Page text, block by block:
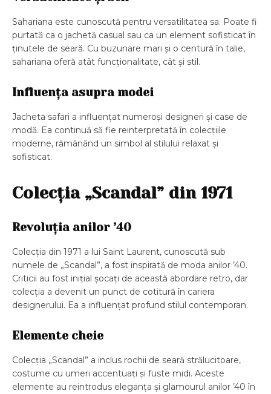
Sahariana este cunoscută pentru versatilitatea sa. Poate fi
purtată ca o jachetă casual sau ca un element sofisticat în
ținutele de seară. Cu buzunare mari și o centură în talie,
sahariana oferă atât funcționalitate, cât și stil.
Influența asupra modei
Jacheta safari a influențat numeroși designeri și case de
modă. Ea continuă să fie reinterpretată în colecțiile
moderne, rămânând un simbol al stilului relaxat și
sofisticat.
Colecția „Scandal” din 1971
Revoluția anilor ’40
Colecția din 1971 a lui Saint Laurent, cunoscută sub
numele de „Scandal”, a fost inspirată de moda anilor ’40.
Criticii au fost inițial șocați de această abordare retro, dar
colecția a devenit un punct de cotitură în cariera
designerului. Ea a influențat profund stilul contemporan.
Elemente cheie
Colecția „Scandal” a inclus rochii de seară strălucitoare,
costume cu umeri accentuați și fuste midi. Aceste
elemente au reintrodus eleganța și glamourul anilor ’40 în